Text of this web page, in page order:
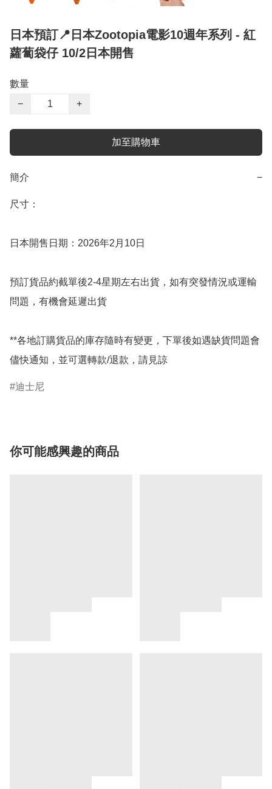
日本預訂📍日本Zootopia電影10週年系列 - 紅
蘿蔔袋仔 10/2日本開售
數量
−
+
加至購物車
簡介 −
尺寸：
日本開售日期：2026年2月10日
預訂貨品約截單後2-4星期左右出貨，如有突發情況或運輸
問題，有機會延遲出貨
**各地訂購貨品的庫存隨時有變更，下單後如遇缺貨問題會
儘快通知，並可選轉款/退款，請見諒
迪士尼
你可能感興趣的商品